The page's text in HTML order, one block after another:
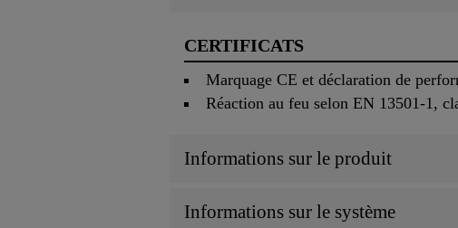
CERTIFICATS
Marquage CE et déclaration de
Réaction au feu selon EN 13501-1,
Informations sur le produit
Informations sur le système